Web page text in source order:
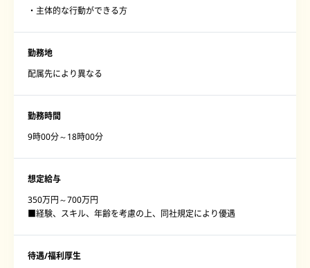
・主体的な行動ができる方
勤務地
配属先により異なる
勤務時間
9時00分～18時00分
想定給与
350万円～700万円
■経験、スキル、年齢を考慮の上、同社規定により優遇
待遇/福利厚生